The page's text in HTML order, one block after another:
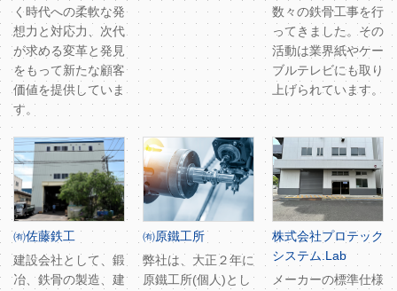
く時代への柔軟な発
想力と対応力、次代
が求める変革と発見
をもって新たな顧客
価値を提供していま
す。
数々の鉄骨工事を行
ってきました。その
活動は業界紙やケー
ブルテレビにも取り
上げられています。
㈲佐藤鉄工
建設会社として、鍛
冶、鉄骨の製造、建
㈲原鐵工所
弊社は、大正２年に
原鐵工所(個人)とし
株式会社プロテック
システム.Lab
メーカーの標準仕様